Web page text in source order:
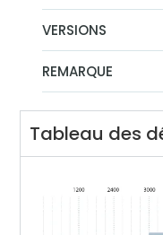
VERSIONS
REMARQUE
Tableau des